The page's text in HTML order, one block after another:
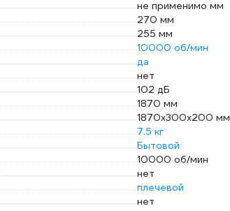
не применимо мм
270 мм
255 мм
10000 об/мин
да
нет
102 дБ
1870 мм
1870х300х200 мм
7.5 кг
Бытовой
10000 об/мин
нет
плечевой
нет